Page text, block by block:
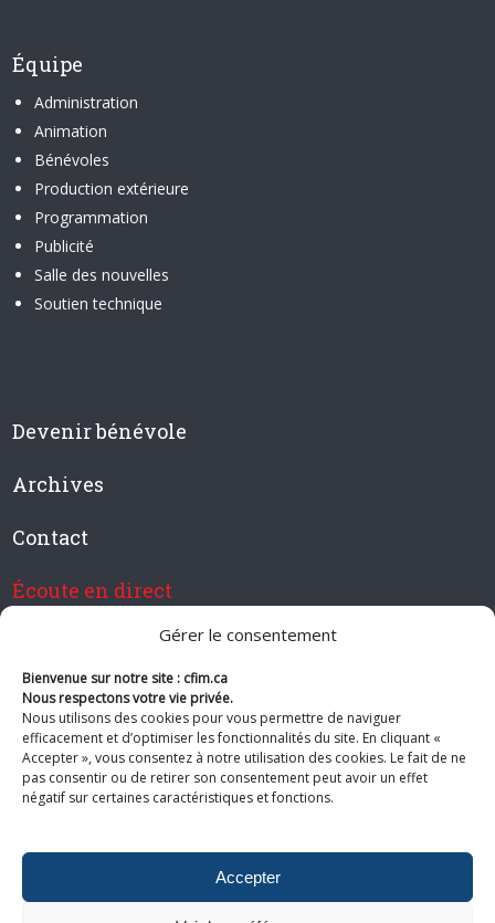
Gérer le consentement
Bienvenue sur notre site : cfim.ca
Nous respectons votre vie privée.
Nous utilisons des cookies pour vous permettre de naviguer
efficacement et d’optimiser les fonctionnalités du site. En cliquant «
Accepter », vous consentez à notre utilisation des cookies. Le fait de ne
pas consentir ou de retirer son consentement peut avoir un effet
négatif sur certaines caractéristiques et fonctions.
Accepter
Équipe
Administration
Animation
Bénévoles
Production extérieure
Programmation
Publicité
Salle des nouvelles
Soutien technique
Devenir bénévole
Archives
Contact
Écoute en direct
Devenir membre de CFIM
Suivez-nous